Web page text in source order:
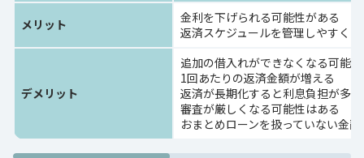
メリット
金利を下げられる可能性がある
返済スケジュールを管理しやすく
デメリット
追加の借入れができなくなる可能
1回あたりの返済金額が増える
返済が長期化すると利息負担が多
審査が厳しくなる可能性はある
おまとめローンを扱っていない金